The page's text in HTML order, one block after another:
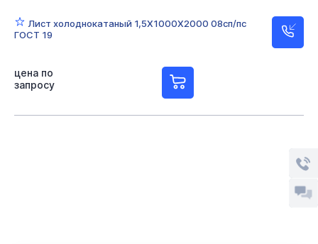
Лист холоднокатаный 1,5Х1000Х2000 08сп/пс
ГОСТ 19
цена по
запросу